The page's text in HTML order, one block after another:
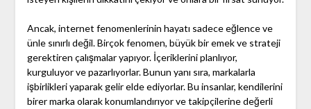
Ancak, internet fenomenlerinin hayatı sadece eğlence ve
ünle sınırlı değil. Birçok fenomen, büyük bir emek ve strateji
gerektiren çalışmalar yapıyor. İçeriklerini planlıyor,
kurguluyor ve pazarlıyorlar. Bunun yanı sıra, markalarla
işbirlikleri yaparak gelir elde ediyorlar. Bu insanlar, kendilerini
birer marka olarak konumlandırıyor ve takipçilerine değerli